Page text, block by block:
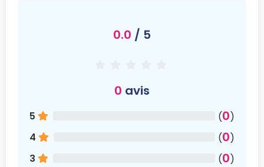
0.0 / 5
0 avis
5 (0)
4
(0)
3
(0)